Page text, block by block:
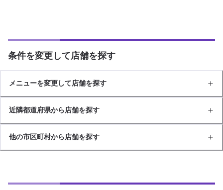
条件を変更して店舗を探す
メニューを変更して店舗を探す
近隣都道府県から店舗を探す
他の市区町村から店舗を探す